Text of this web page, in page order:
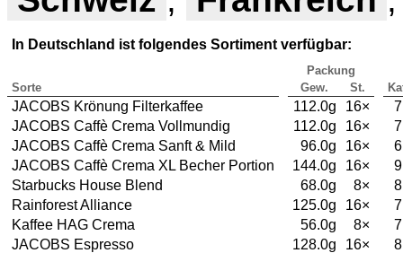
In Deutschland ist folgendes Sortiment verfügbar:
Packung
Sorte
Gew. St.
JACOBS Krönung Filterkaffee 112.0g 16×
JACOBS Caffè Crema Vollmundig
112.0g 16×
JACOBS Caffè Crema Sanft & Mild
96.0g 16×
JACOBS Caffè Crema XL Becher Portion
144.0g 16×
Starbucks House Blend
68.0g 8×
Rainforest Alliance
125.0g 16×
Kaffee HAG Crema
56.0g 8×
JACOBS Espresso
128.0g 16×